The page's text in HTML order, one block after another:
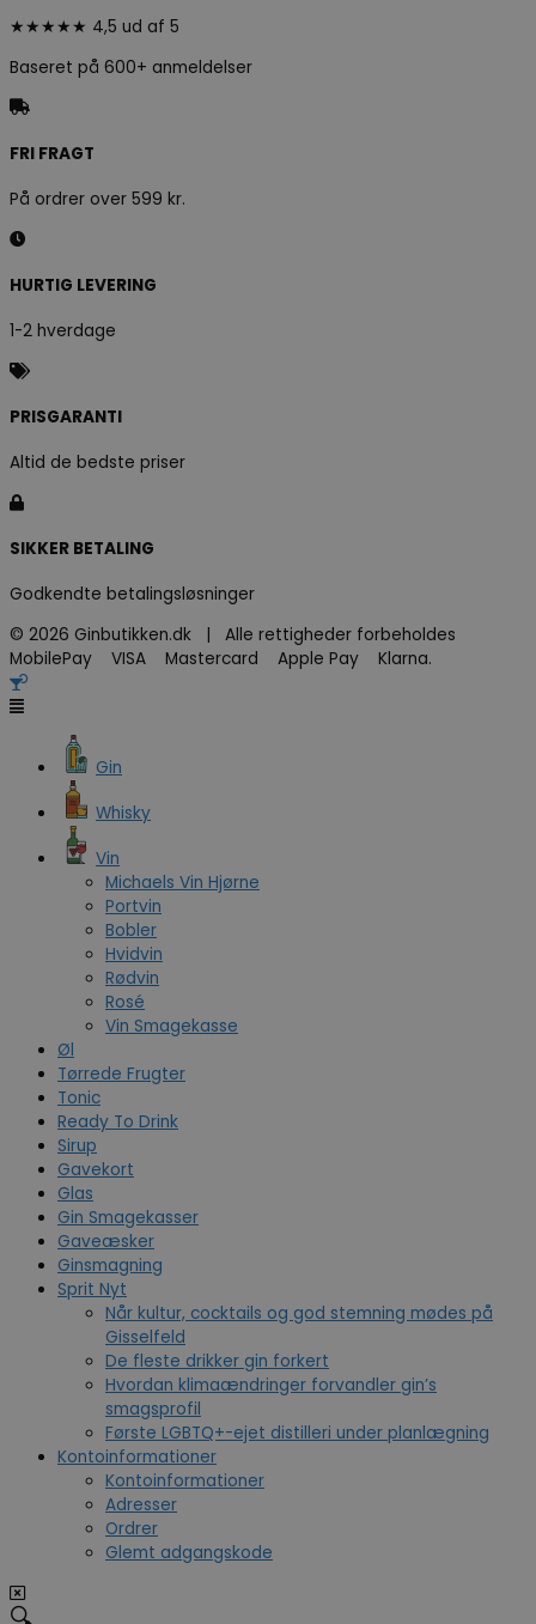
★★★★★ 4,5 ud af 5
Baseret på 600+ anmeldelser
FRI FRAGT
På ordrer over 599 kr.
HURTIG LEVERING
1-2 hverdage
PRISGARANTI
Altid de bedste priser
SIKKER BETALING
Godkendte betalingsløsninger
© 2026 Ginbutikken.dk | Alle rettigheder forbeholdes
MobilePay VISA Mastercard Apple Pay Klarna.
Gin
Whisky
Vin
Michaels Vin Hjørne
Portvin
Bobler
Hvidvin
Rødvin
Rosé
Vin Smagekasse
Øl
Tørrede Frugter
Tonic
Ready To Drink
Sirup
Gavekort
Glas
Gin Smagekasser
Gaveæsker
Ginsmagning
Sprit Nyt
Når kultur, cocktails og god stemning mødes på
Gisselfeld
De fleste drikker gin forkert
Hvordan klimaændringer forvandler gin’s
smagsprofil
Første LGBTQ+-ejet distilleri under planlægning
Kontoinformationer
Kontoinformationer
Adresser
Ordrer
Glemt adgangskode